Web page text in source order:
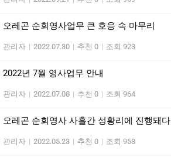
오레곤 순회영사업무 큰 호응 속 마무리
관리자 | 2022.07.30 | 추천 0 | 조회 923
2022년 7월 영사업무 안내
관리자 | 2022.07.08 | 추천 0 | 조회 964
오레곤 순회영사 사흘간 성황리에 진행돼다
관리자 | 2022.05.23 | 추천 0 | 조회 958